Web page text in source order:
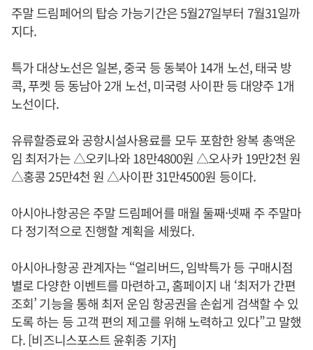
주말 드림페어의 탑승 가능기간은 5월27일부터 7월31일까
지다.
특가 대상노선은 일본, 중국 등 동북아 14개 노선, 태국 방
콕, 푸켓 등 동남아 2개 노선, 미국령 사이판 등 대양주 1개
노선이다.
유류할증료와 공항시설사용료를 모두 포함한 왕복 총액운
임 최저가는 △오키나와 18만4800원 △오사카 19만2천 원
△홍콩 25만4천 원 △사이판 31만4500원 등이다.
아시아나항공은 주말 드림페어를 매월 둘째·넷째 주 주말마
다 정기적으로 진행할 계획을 세웠다.
아시아나항공 관계자는 “얼리버드, 임박특가 등 구매시점
별로 다양한 이벤트를 마련하고, 홈페이지 내 ‘최저가 간편
조회’ 기능을 통해 최저 운임 항공권을 손쉽게 검색할 수 있
도록 하는 등 고객 편의 제고를 위해 노력하고 있다”고 말했
다. [비즈니스포스트 윤휘종 기자]